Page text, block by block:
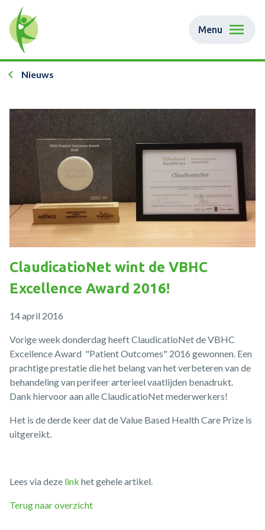
Menu
Nieuws
ClaudicatioNet wint de VBHC
Excellence Award 2016!
14 april 2016
Vorige week donderdag heeft ClaudicatioNet de VBHC
Excellence Award "Patient Outcomes" 2016 gewonnen. Een
prachtige prestatie die het belang van het verbeteren van de
behandeling van perifeer arterieel vaatlijden benadrukt.
Dank hiervoor aan alle ClaudicatioNet mederwerkers!
Het is de derde keer dat de Value Based Health Care Prize is
uitgereikt.
Lees via deze link het gehele artikel.
Terug naar overzicht